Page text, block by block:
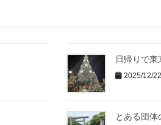
日帰りで
2025/12/22
とある団体